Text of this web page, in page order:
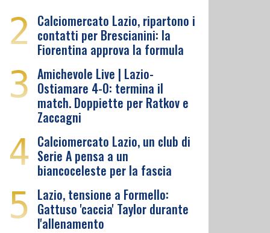
2 Calciomercato Lazio, ripartono i
contatti per Brescianini: la
Fiorentina approva la formula
3 Amichevole Live | Lazio-
Ostiamare 4-0: termina il
match. Doppiette per Ratkov e
Zaccagni
4 Calciomercato Lazio, un club di
Serie A pensa a un
biancoceleste per la fascia
5 Lazio, tensione a Formello:
Gattuso 'caccia' Taylor durante
l'allenamento